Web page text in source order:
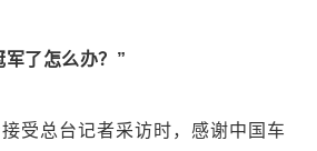
军了怎么办？”
受总台记者采访时，感谢中国车